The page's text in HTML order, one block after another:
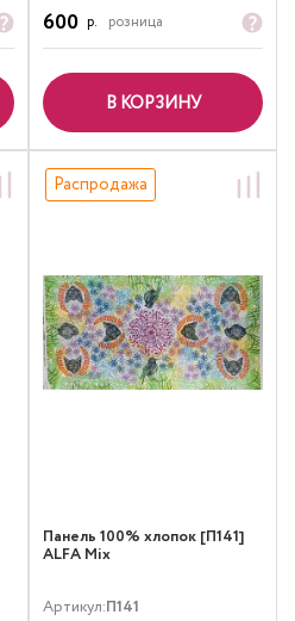
600 р. розница
В КОРЗИНУ
Распродажа
Панель 100% хлопок [П141]
ALFA Mix
Артикул:П141